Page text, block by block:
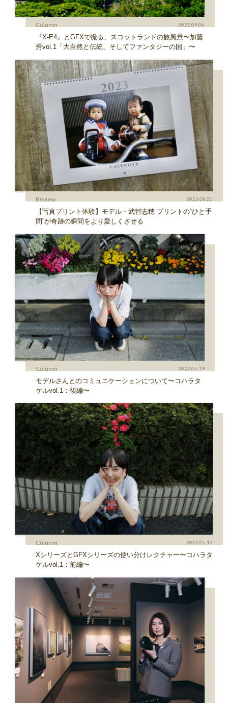
Column 2022.09.06
『X-E4』とGFXで撮る、スコットランドの旅風景〜加藤
秀vol.1「大自然と伝統、そしてファンタジーの国」〜
Review 2022.08.20
【写真プリント体験】モデル・武智志穂 プリントの“ひと手
間”が奇跡の瞬間をより愛しくさせる
Column 2022.05.19
モデルさんとのコミュニケーションについて〜コハラタ
ケルvol.1：後編〜
Column 2022.05.17
XシリーズとGFXシリーズの使い分けレクチャー〜コハラタ
ケルvol.1：前編〜